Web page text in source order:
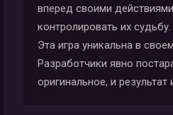
вперед своими
контролировать их судьбу.
Эта игра уникальна в
Разработчики явно
оригинальное, и результат